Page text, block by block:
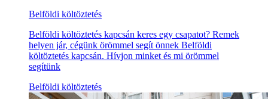
Belföldi költöztetés
Belföldi költöztetés kapcsán keres egy csapatot? Remek
helyen jár, cégünk örömmel segít önnek Belföldi
költöztetés kapcsán. Hívjon minket és mi örömmel
segítünk
Belföldi költöztetés